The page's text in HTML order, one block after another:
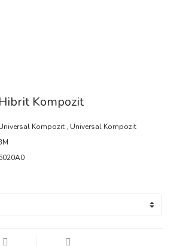
Kompozit
Kompozit , Universal Kompozit